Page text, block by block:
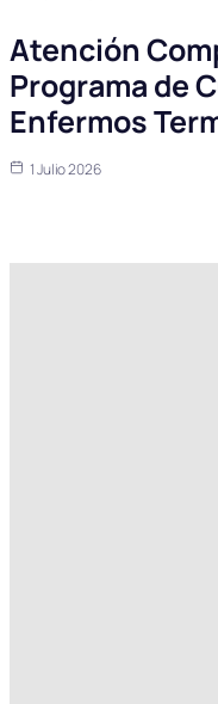
Atención
Programa de
Enfermos
1 Julio 2026